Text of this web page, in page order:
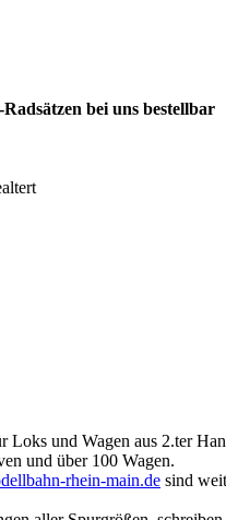
bei uns bestellbar
Loks und Wagen aus 2.ter
und über 100 Wagen.
rhein-main.de sind